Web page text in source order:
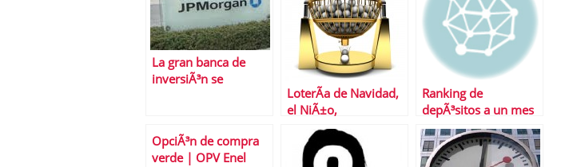
La gran banca de
inversiÃ³n se
LoterÃ­a de Navidad,
el NiÃ±o,
Euromillones Â¿Con
cuÃ¡l nos quedamos?
Ranking de
depÃ³sitos a un mes
OpciÃ³n de compra
verde | OPV Enel